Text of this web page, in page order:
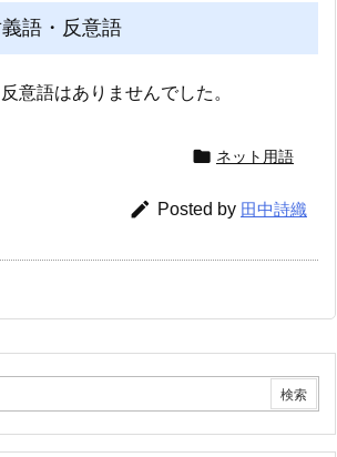
義語・反意語
意語はありませんでした。
 ネット用語
 Posted by 田中詩織